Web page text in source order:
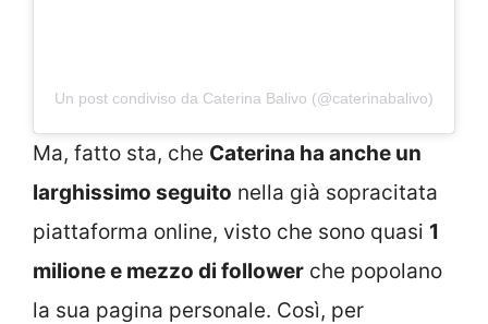
Un post condiviso da Caterina Balivo (@caterinabalivo)
Ma, fatto sta, che Caterina ha anche un
larghissimo seguito nella già sopracitata
piattaforma online, visto che sono quasi 1
milione e mezzo di follower che popolano
la sua pagina personale. Così, per